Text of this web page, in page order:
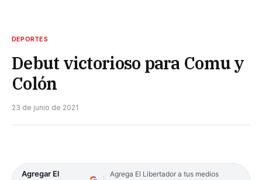
DEPORTES
Debut victorioso para Comu y
Colón
23 de junio de 2021
Agregar El
Agrega El Libertador a tus medios